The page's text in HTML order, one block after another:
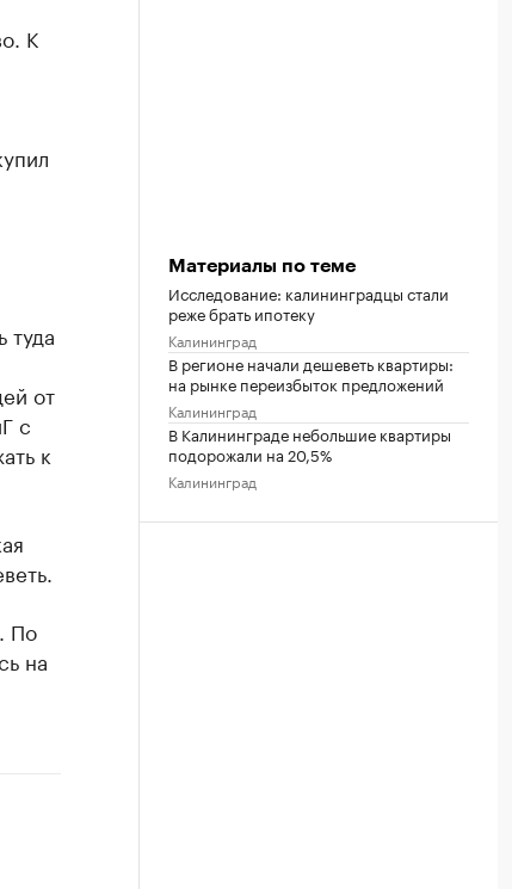
К
туда
от
с
к
По
на
Материалы по теме
Исследование: калининградцы стали
реже брать ипотеку
Калининград
В регионе начали дешеветь квартиры:
на рынке переизбыток предложений
Калининград
В Калининграде небольшие квартиры
подорожали на 20,5%
Калининград